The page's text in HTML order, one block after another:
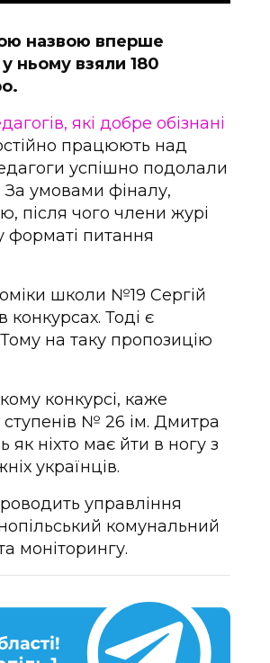
назвою вперше
ньому взяли 180
які добре обізнані
працюють над
успішно подолали
За умовами фіналу,
після чого члени журі
форматі питання
школи №19 Сергій
конкурсах. Тоді є
на таку пропозицію
конкурсі, каже
ступенів № 26 ім. Дмитра
ніхто має йти в ногу з
українців.
управління
комунальний
моніторингу.